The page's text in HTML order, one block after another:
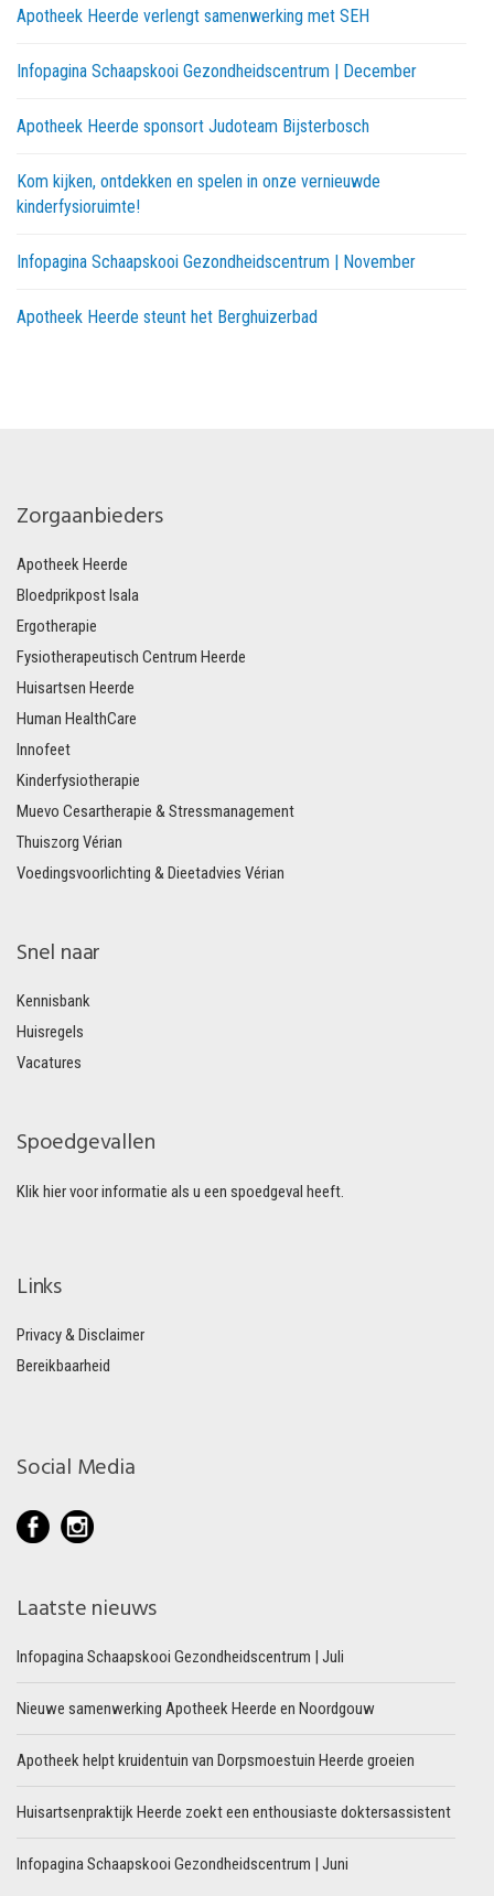
Apotheek Heerde verlengt samenwerking met SEH
Infopagina Schaapskooi Gezondheidscentrum | December
Apotheek Heerde sponsort Judoteam Bijsterbosch
Kom kijken, ontdekken en spelen in onze vernieuwde
kinderfysioruimte!
Infopagina Schaapskooi Gezondheidscentrum | November
Apotheek Heerde steunt het Berghuizerbad
Zorgaanbieders
Apotheek Heerde
Bloedprikpost Isala
Ergotherapie
Fysiotherapeutisch Centrum Heerde
Huisartsen Heerde
Human HealthCare
Innofeet
Kinderfysiotherapie
Muevo Cesartherapie & Stressmanagement
Thuiszorg Vérian
Voedingsvoorlichting & Dieetadvies Vérian
Snel naar
Kennisbank
Huisregels
Vacatures
Spoedgevallen
Klik hier voor informatie als u een spoedgeval heeft.
Links
Privacy & Disclaimer
Bereikbaarheid
Social Media
Laatste nieuws
Infopagina Schaapskooi Gezondheidscentrum | Juli
Nieuwe samenwerking Apotheek Heerde en Noordgouw
Apotheek helpt kruidentuin van Dorpsmoestuin Heerde groeien
Huisartsenpraktijk Heerde zoekt een enthousiaste doktersassistent
Infopagina Schaapskooi Gezondheidscentrum | Juni